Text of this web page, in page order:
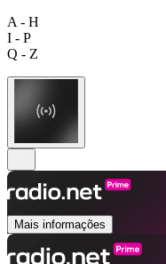
A - H
I - P
Q - Z
Mais informações